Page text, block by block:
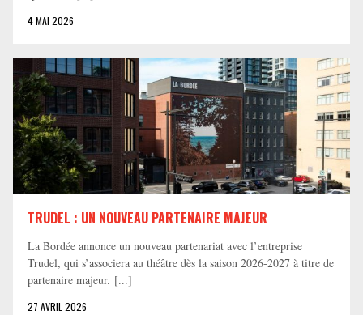
4 MAI 2026
TRUDEL : UN NOUVEAU PARTENAIRE MAJEUR
La Bordée annonce un nouveau partenariat avec l’entreprise
Trudel, qui s’associera au théâtre dès la saison 2026-2027 à titre de
partenaire majeur. [...]
27 AVRIL 2026